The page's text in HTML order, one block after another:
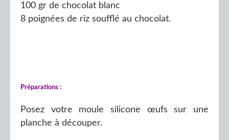
100 gr de chocolat blanc
8 poignées de riz soufflé au chocolat.
Préparations :
Posez votre moule silicone œufs sur une
planche à découper.